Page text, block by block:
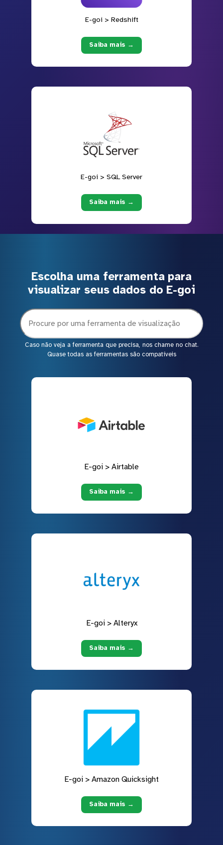
E-goi > Redshift
Saiba mais →
E-goi > SQL Server
Saiba mais →
Escolha uma ferramenta para
visualizar seus dados do E-goi
Caso não veja a ferramenta que precisa, nos chame no chat.
Quase todas as ferramentas são compatíveis
E-goi > Airtable
Saiba mais →
E-goi > Alteryx
Saiba mais →
E-goi > Amazon Quicksight
Saiba mais →